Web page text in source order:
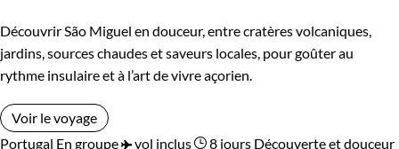
Découvrir São Miguel en douceur, entre cratères volcaniques,
jardins, sources chaudes et saveurs locales, pour goûter au
rythme insulaire et à l’art de vivre açorien.
Voir le voyage
Portugal En groupe vol inclus 8 jours Découverte et douceur